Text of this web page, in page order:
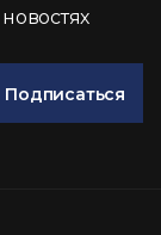
Подписаться